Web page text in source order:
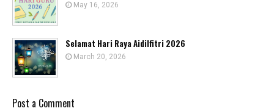
May 16, 2026
Selamat Hari Raya Aidilfitri 2026
March 20, 2026
Post a Comment